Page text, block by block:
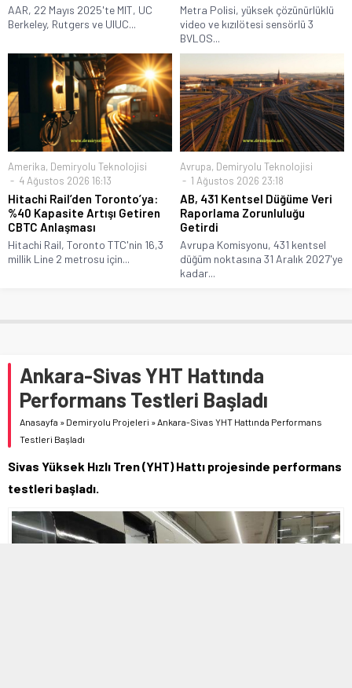
AAR, 22 Mayıs 2025'te MIT, UC
Berkeley, Rutgers ve UIUC...
Metra Polisi, yüksek çözünürlüklü
video ve kızılötesi sensörlü 3
BVLOS...
Amerika, Demiryolu Teknolojisi
4 Ağustos 2026 16:13
Hitachi Rail’den Toronto’ya:
%40 Kapasite Artışı Getiren
CBTC Anlaşması
Hitachi Rail, Toronto TTC'nin 16,3
millik Line 2 metrosu için...
Avrupa, Demiryolu Teknolojisi
1 Ağustos 2026 23:18
AB, 431 Kentsel Düğüme Veri
Raporlama Zorunluluğu
Getirdi
Avrupa Komisyonu, 431 kentsel
düğüm noktasına 31 Aralık 2027'ye
kadar...
Ankara-Sivas YHT Hattında
Performans Testleri Başladı
Anasayfa » Demiryolu Projeleri »Ankara-Sivas YHT Hattında Performans
Testleri Başladı
Sivas Yüksek Hızlı Tren (YHT) Hattı projesinde performans
testleri başladı.